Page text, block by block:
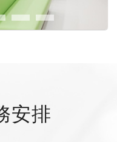
安排